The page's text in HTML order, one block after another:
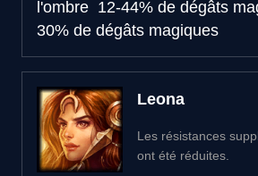
l'ombre 12-44% de dégâts
30% de dégâts magiques
Leona
Les résistances
ont été réduites.